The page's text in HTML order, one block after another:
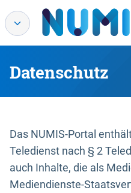
Datenschutz
Das NUMIS-Portal
Teledienst nach § 2
auch Inhalte, die als
Mediendienste-